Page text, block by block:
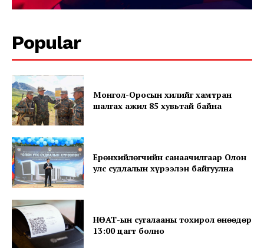
News Week
Magazine PRO
Popular
Монгол-Оросын хилийг хамтран
шалгах ажил 85 хувьтай байна
Ерөнхийлөгчийн санаачилгаар Олон
улс судлалын хүрээлэн байгуулна
НӨАТ-ын сугалааны тохирол өнөөдөр
13:00 цагт болно